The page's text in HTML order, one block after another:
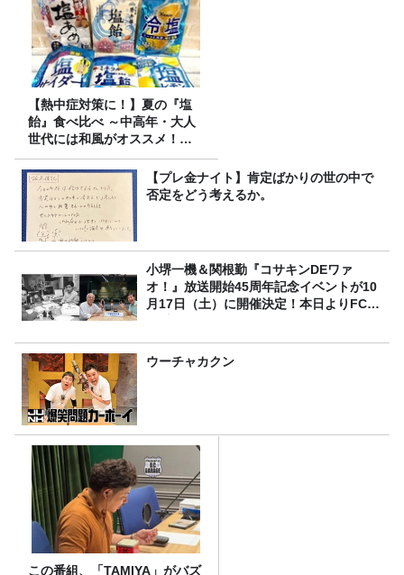
【熱中症対策に！】夏の『塩
飴』食べ比べ ～中高年・大人
世代には和風がオススメ！
味・食感・機能性いろいろ！
～
【プレ金ナイト】肯定ばかりの世の中で
否定をどう考えるか。
小堺一機＆関根勤『コサキンDEワァ
オ！』放送開始45周年記念イベントが10
月17日（土）に開催決定！本日よりFC先
ウーチャカクン
この番組、「TAMIYA」がバズ